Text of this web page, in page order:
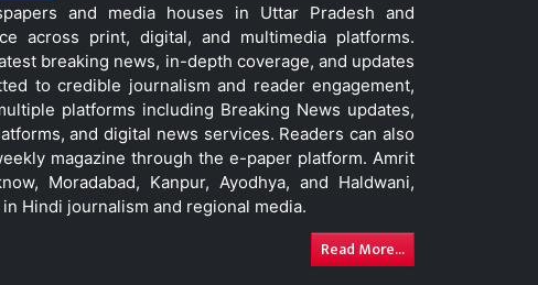
and media houses in Uttar Pradesh and
across print, digital, and multimedia platforms.
breaking news, in-depth coverage, and updates
to credible journalism and reader engagement,
platforms including Breaking News updates,
and digital news services. Readers can also
magazine through the e-paper platform. Amrit
Moradabad, Kanpur, Ayodhya, and Haldwani,
Hindi journalism and regional media.
Read More...